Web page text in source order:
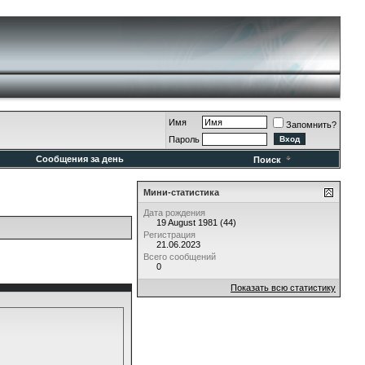
Имя
Запомнить?
Пароль
Сообщения за день Поиск
Мини-статистика
Дата рождения
19 August 1981 (44)
Регистрация
21.06.2023
Всего сообщений
0
Показать всю статистику